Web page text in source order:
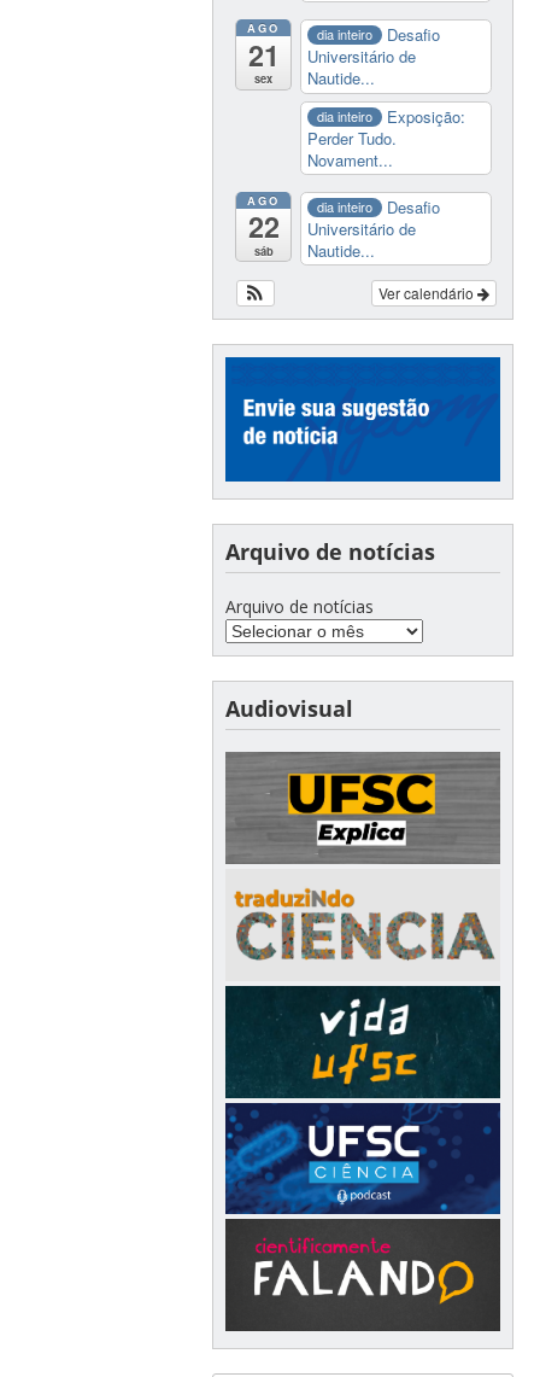
AGO
21
sex
dia inteiro
Desafio
Universitário de
Nautide...
dia inteiro
Exposição:
Perder Tudo.
Novament...
AGO
22
sáb
dia inteiro
Desafio
Universitário de
Nautide...
Ver calendário
Arquivo de notícias
Arquivo de notícias
Audiovisual